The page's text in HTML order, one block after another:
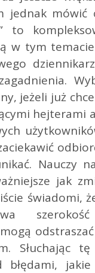
jednak
to
w tym
jeżeli już
hejterami
Nauczy
jak
świadomi,
Słuchając
błędami,